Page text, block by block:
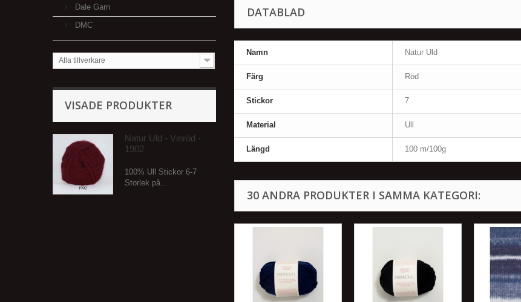
Dale Garn
DMC
Alla tillverkare
VISADE PRODUKTER
Natur Uld - Vinröd -
1902
100% Ull Stickor 6-7
Storlek på...
DATABLAD
Namn Natur Uld
Färg Röd
Stickor 7
Material Ull
Längd 100 m/100g
30 ANDRA PRODUKTER I SAMMA KATEGORI: